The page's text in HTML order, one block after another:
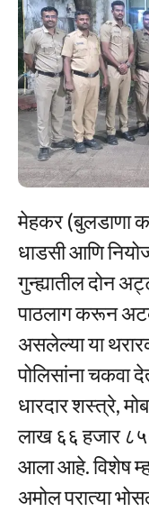
मेहकर (बुलडाणा
धाडसी आणि
गुन्ह्यातील दोन
पाठलाग करून
असलेल्या या
पोलिसांना चकवा
धारदार शस्त्रे,
लाख ६६ हजार
आला आहे. विशेष
अमोल परात्या